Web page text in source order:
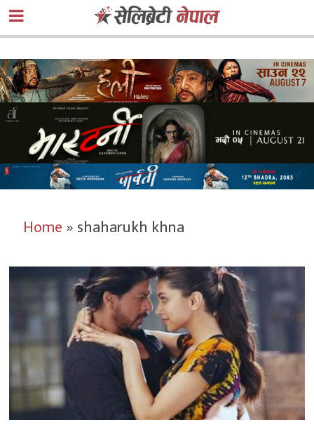
Home»shaharukh khna